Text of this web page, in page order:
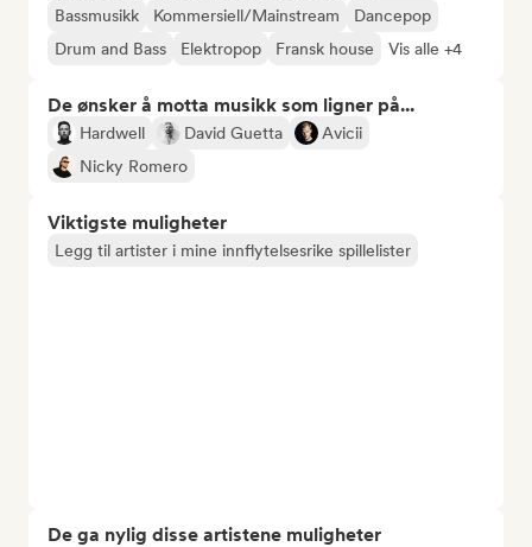
Bassmusikk Kommersiell/Mainstream
Dancepop
Drum and Bass
Elektropop Fransk house Vis alle +4
De ønsker å motta musikk som ligner på...
Hardwell David Guetta
Avicii
Nicky Romero
Viktigste muligheter
Legg til artister i mine innflytelsesrike spillelister
De ga nylig disse artistene muligheter